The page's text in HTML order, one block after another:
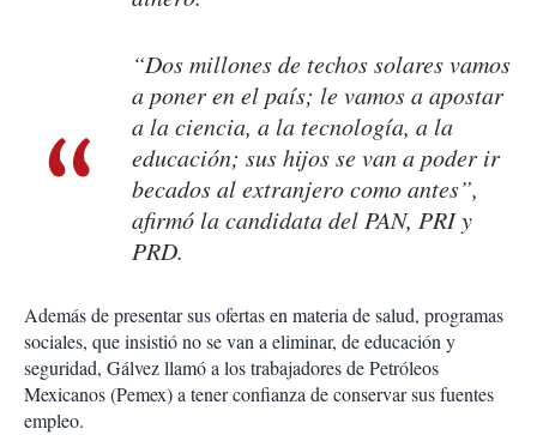
“Dos millones de techos solares vamos
a poner en el país; le vamos a apostar
a la ciencia, a la tecnología, a la
educación; sus hijos se van a poder ir
becados al extranjero como antes”,
afirmó la candidata del PAN, PRI y
PRD.
Además de presentar sus ofertas en materia de salud, programas
sociales, que insistió no se van a eliminar, de educación y
seguridad, Gálvez llamó a los trabajadores de Petróleos
Mexicanos (Pemex) a tener confianza de conservar sus fuentes
empleo.